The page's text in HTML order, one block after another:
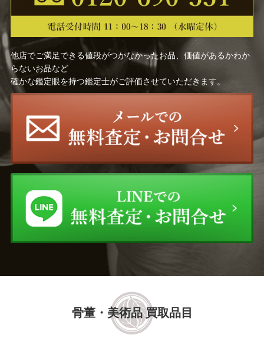
他店でご満足できる値段がつかなかったお品、価値があるかわか
らないお品など
確かな鑑定眼を持つ鑑定士がご評価させていただきます。
骨董・美術品 買取品目